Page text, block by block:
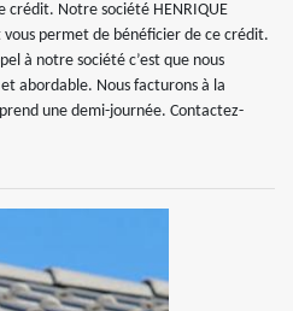
crédit. Notre société HENRIQUE
permet de bénéficier de ce crédit.
à notre société c’est que nous
abordable. Nous facturons à la
une demi-journée. Contactez-